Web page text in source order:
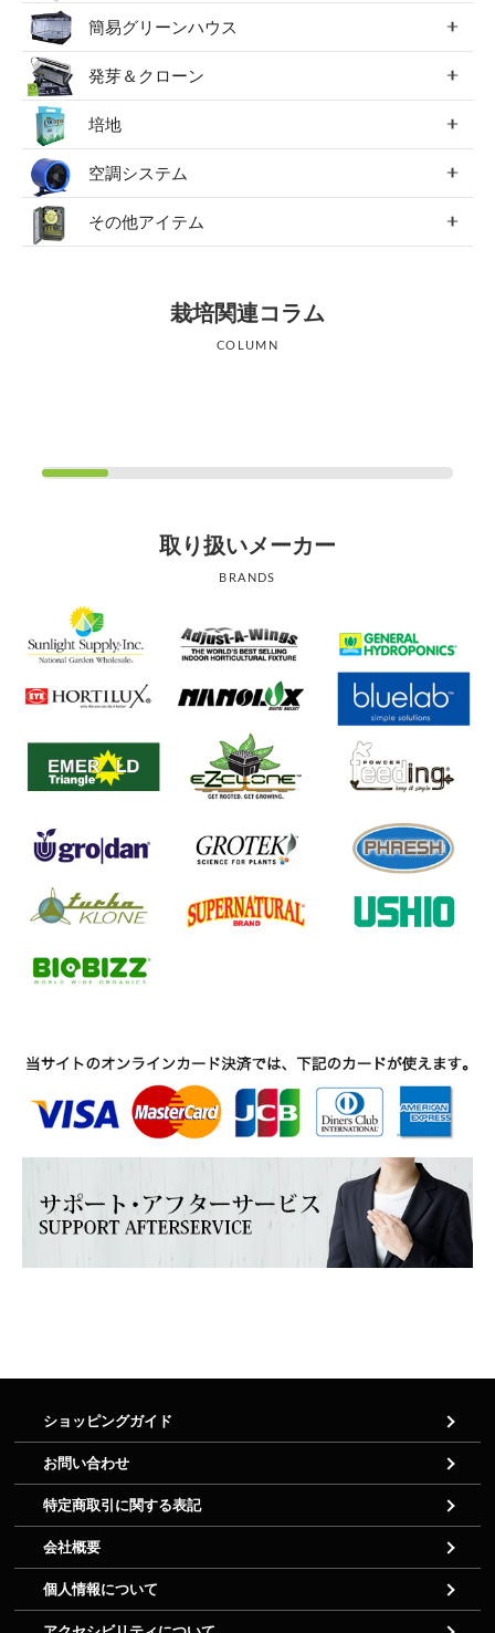
簡易グリーンハウス
発芽＆クローン
培地
空調システム
その他アイテム
栽培関連コラム
COLUMN
取り扱いメーカー
BRANDS
ショッピングガイド
お問い合わせ
特定商取引に関する表記
会社概要
個人情報について